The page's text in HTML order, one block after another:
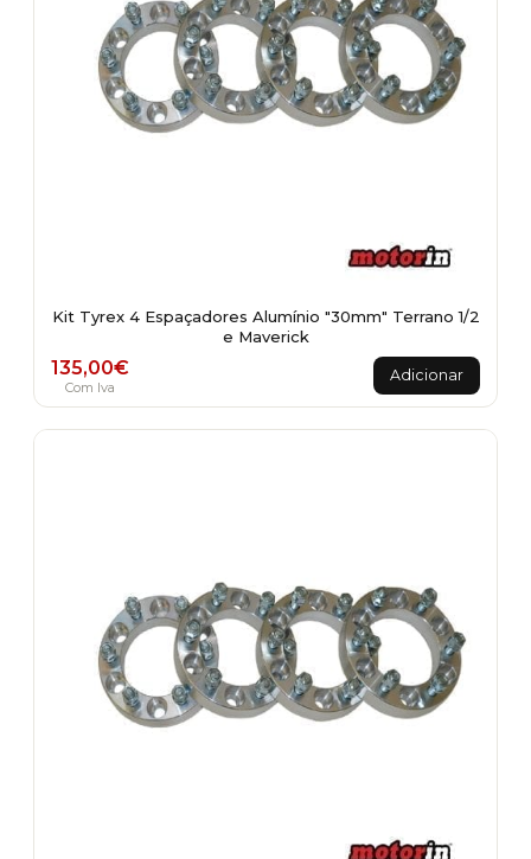
Kit Tyrex 4 Espaçadores Alumínio "30mm" Terrano 1/2
e Maverick
135,00€
Com Iva
Adicionar